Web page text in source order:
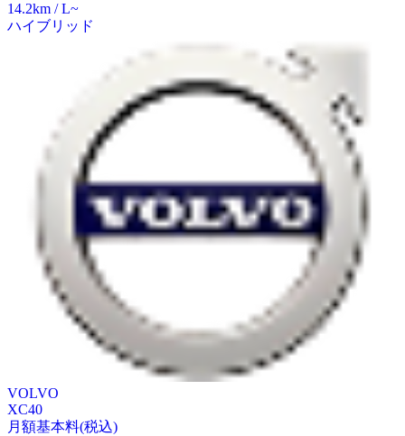
14.2km / L~
ハイブリッド
VOLVO
XC40
月額基本料(税込)